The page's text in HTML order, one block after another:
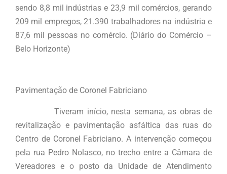
sendo 8,8 mil indústrias e 23,9 mil comércios, gerando
209 mil empregos, 21.390 trabalhadores na indústria e
87,6 mil pessoas no comércio. (Diário do Comércio –
Belo Horizonte)
Pavimentação de Coronel Fabriciano
Tiveram início, nesta semana, as obras de
revitalização e pavimentação asfáltica das ruas do
Centro de Coronel Fabriciano. A intervenção começou
pela rua Pedro Nolasco, no trecho entre a Câmara de
Vereadores e o posto da Unidade de Atendimento